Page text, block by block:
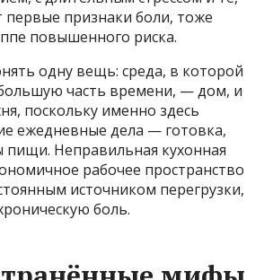
первые признаки боли, тоже
повышенного риска.
одну вещь: среда, в которой
часть времени, — дом, и
поскольку именно здесь
ежедневные дела — готовка,
пищи. Неправильная кухонная
рабочее пространство
источником перегрузки,
боль.